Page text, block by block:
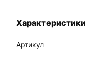
Характеристики
Артикул